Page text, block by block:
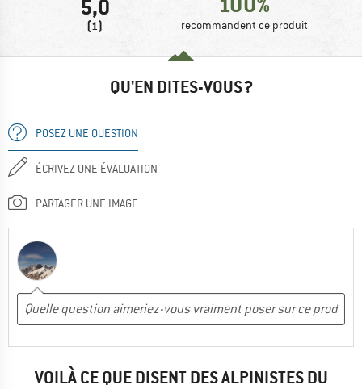
5,0
(1) recommandent ce produit
QU'EN DITES-VOUS ?
POSEZ UNE QUESTION
ÉCRIVEZ UNE ÉVALUATION
PARTAGER UNE IMAGE
VOILÀ CE QUE DISENT DES ALPINISTES DU